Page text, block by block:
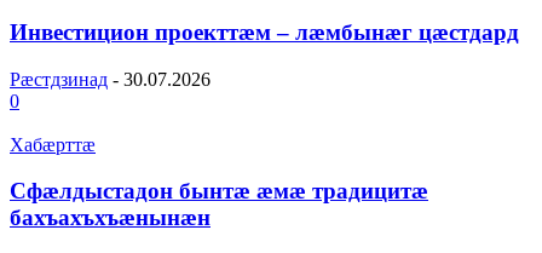
Инвестицион проекттæм – лæмбынæг цæстдард
Рæстдзинад - 30.07.2026
0
Хабæрттæ
Сфæлдыстадон бынтæ æмæ традицитæ
бахъахъхъæнынæн